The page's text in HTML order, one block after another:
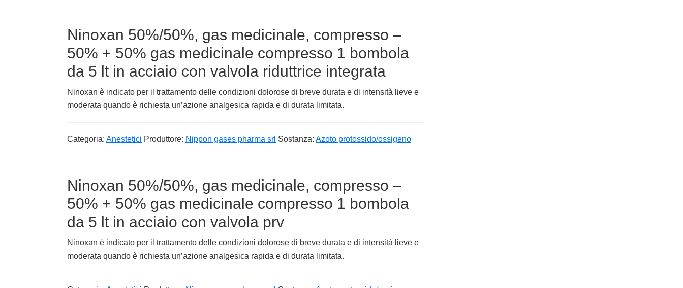
Ninoxan 50%/50%, gas medicinale, compresso –
50% + 50% gas medicinale compresso 1 bombola
da 5 lt in acciaio con valvola riduttrice integrata
Ninoxan è indicato per il trattamento delle condizioni dolorose di breve durata e di intensità lieve e
moderata quando è richiesta un’azione analgesica rapida e di durata limitata.
Categoria: Anestetici Produttore: Nippon gases pharma srl Sostanza: Azoto protossido/ossigeno
Ninoxan 50%/50%, gas medicinale, compresso –
50% + 50% gas medicinale compresso 1 bombola
da 5 lt in acciaio con valvola prv
Ninoxan è indicato per il trattamento delle condizioni dolorose di breve durata e di intensità lieve e
moderata quando è richiesta un’azione analgesica rapida e di durata limitata.